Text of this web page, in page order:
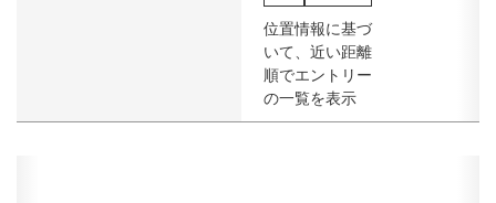
位置情報に基づ
いて、近い距離
順でエントリー
の一覧を表示